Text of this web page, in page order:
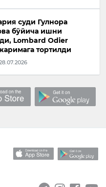
суди Гулнора
бўйича ишни
Lombard Odier
тортилди